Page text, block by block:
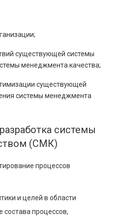
существующей системы
менеджмента качества;
существующей
системы менеджмента
системы
(СМК)
процессов
и целей в области
состава процессов,